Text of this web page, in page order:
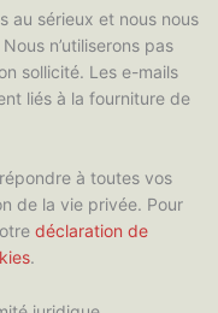
au sérieux et nous nous
n’utiliserons pas
sollicité. Les e-mails
liés à la fourniture de
à toutes vos
de la vie privée. Pour
déclaration de
.